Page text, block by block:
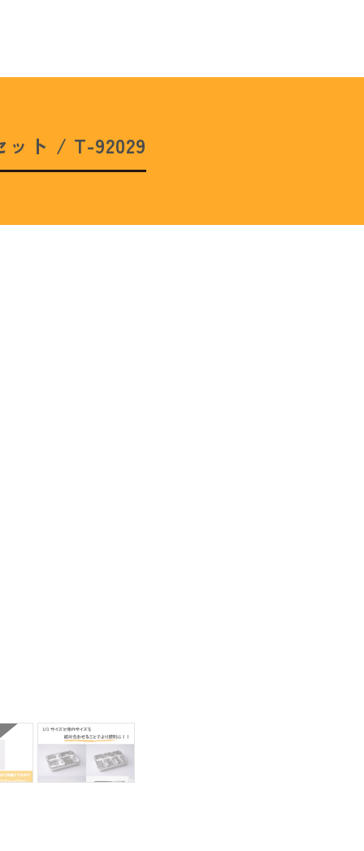
ット / T-92029